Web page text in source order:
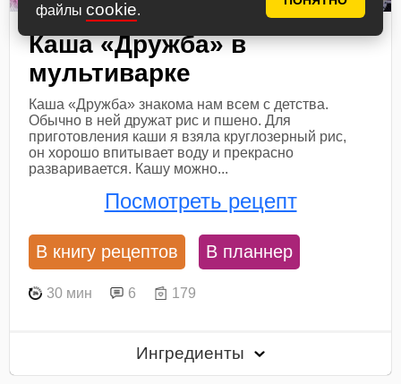
файлы cookie.
Каша «Дружба» в
мультиварке
Каша «Дружба» знакома нам всем с детства.
Обычно в ней дружат рис и пшено. Для
приготовления каши я взяла круглозерный рис,
он хорошо впитывает воду и прекрасно
разваривается. Кашу можно...
Посмотреть рецепт
В книгу рецептов В планнер
30 мин 6 179
Ингредиенты